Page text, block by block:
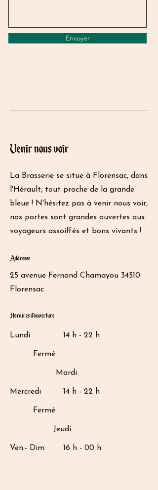
Envoyer
Venir nous voir
La Brasserie se situe à Florensac, dans
l'Hérault, tout proche de la grande
bleue ! N'hésitez pas à venir nous voir,
nos portes sont grandes ouvertes aux
voyageurs assoiffés et bons vivants !
Addresse
25 avenue Fernand Chamayou 34510
Florensac
Horaires d'ouverture
Lundi 14 h - 22 h
Fermé
Mardi
Mercredi 14 h - 22 h
Fermé
Jeudi
Ven.- Dim 16 h - 00 h